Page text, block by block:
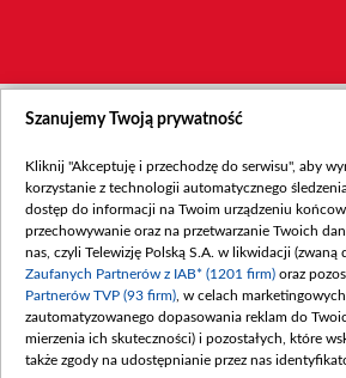
Szanujemy Twoją prywatność
Kliknij "Akceptuję i przechodzę do serwisu", aby
korzystanie z technologii automatycznego
dostęp do informacji na Twoim urządzeniu
przechowywanie oraz na przetwarzanie Twoich
nas, czyli Telewizję Polską S.A. w likwidacji (zwaną
Zaufanych Partnerów z IAB* (1201 firm) oraz
Partnerów TVP (93 firm) , w celach
zautomatyzowanego dopasowania reklam do
mierzenia ich skuteczności) i pozostałych, które
także zgody na udostępnianie przez nas